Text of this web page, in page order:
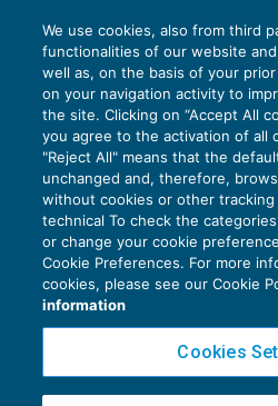
EU AI Act e studi
scadenze concrete
27 Luglio 2026
di Diego BarberieStefano
Privacy
Cookie
Copyright 2016 ©Gruppo
We use cookies, also from third
functionalities of our website
well as, on the basis of your
on your navigation activity to
the site. Clicking on “Accept All
you agree to the activation of all
"Reject All" means that the
unchanged and, therefore,
without cookies or other
technical To check the
or change your cookie
Cookie Preferences. For more
cookies, please see our Cookie
information
Cookies